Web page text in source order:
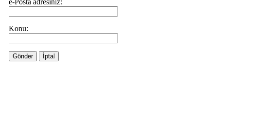
e-Posta adresiniz:
Konu:
Gönder İptal